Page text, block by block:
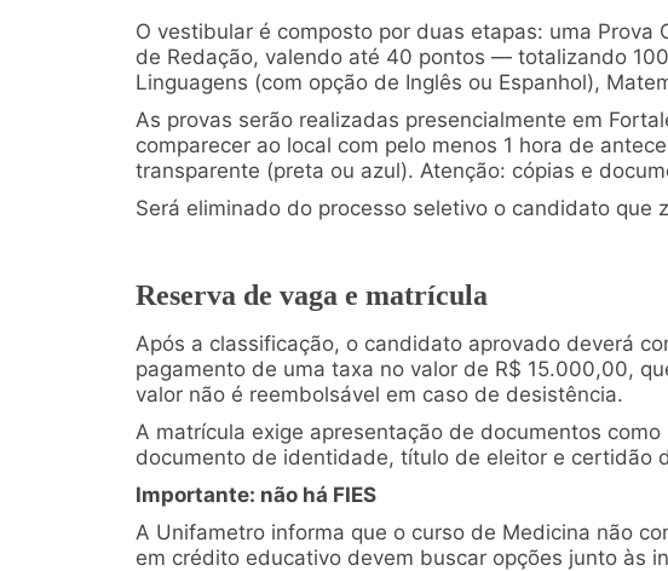
O vestibular é composto por duas etapas: uma
de Redação, valendo até 40 pontos — totalizando
Linguagens (com opção de Inglês ou Espanhol),
As provas serão realizadas presencialmente em
comparecer ao local com pelo menos 1 hora de
transparente (preta ou azul). Atenção: cópias e
Será eliminado do processo seletivo o candidato
Reserva de vaga e matrícula
Após a classificação, o candidato aprovado deverá
pagamento de uma taxa no valor de R$ 15.000,00,
valor não é reembolsável em caso de desistência.
A matrícula exige apresentação de documentos
documento de identidade, título de eleitor e certidão
Importante: não há FIES
A Unifametro informa que o curso de Medicina não
em crédito educativo devem buscar opções junto às